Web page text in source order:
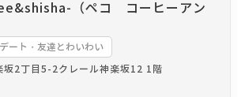
（ペコ コーヒーアン
デート・友達とわいわい
坂2丁目5-2クレール神楽坂12 1階